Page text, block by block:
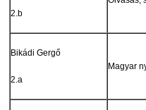
2.b
Bikádi Gergő
2.a
Magyar